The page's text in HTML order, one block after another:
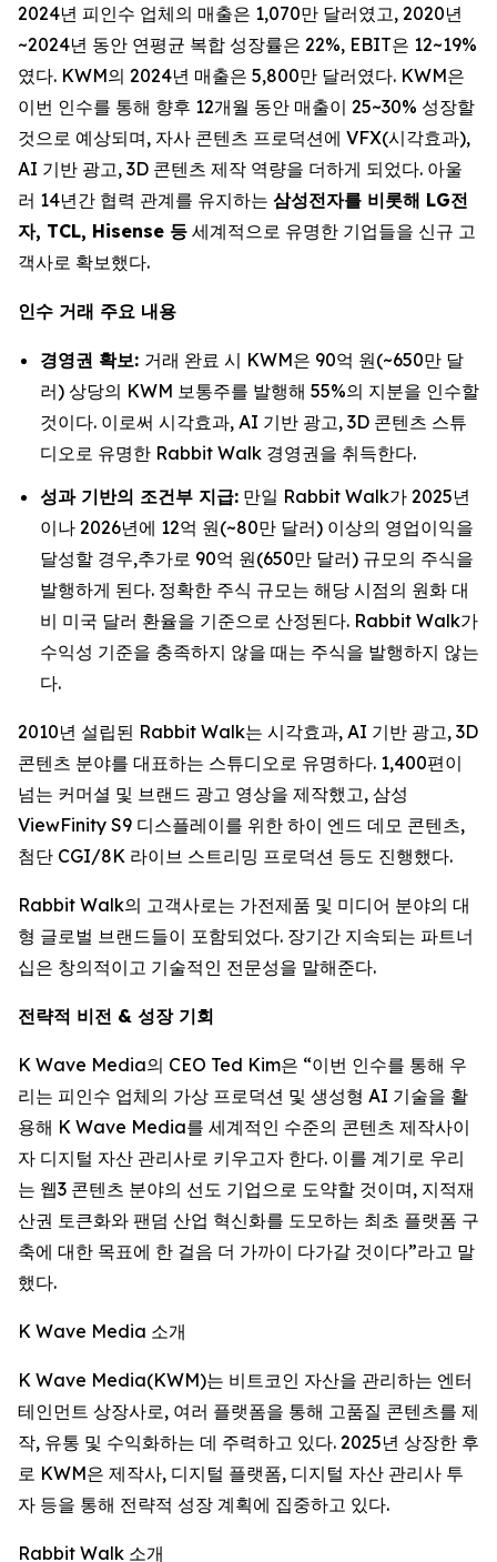
2024년 피인수 업체의 매출은 1,070만 달러였고, 2020년
~2024년 동안 연평균 복합 성장률은 22%, EBIT은 12~19%
였다. KWM의 2024년 매출은 5,800만 달러였다. KWM은
이번 인수를 통해 향후 12개월 동안 매출이 25~30% 성장할
것으로 예상되며, 자사 콘텐츠 프로덕션에 VFX(시각효과),
AI 기반 광고, 3D 콘텐츠 제작 역량을 더하게 되었다. 아울
러 14년간 협력 관계를 유지하는 삼성전자를 비롯해 LG전
자, TCL, Hisense 등 세계적으로 유명한 기업들을 신규 고
객사로 확보했다.
인수 거래 주요 내용
경영권 확보: 거래 완료 시 KWM은 90억 원(~650만 달
러) 상당의 KWM 보통주를 발행해 55%의 지분을 인수할
것이다. 이로써 시각효과, AI 기반 광고, 3D 콘텐츠 스튜
디오로 유명한 Rabbit Walk 경영권을 취득한다.
성과 기반의 조건부 지급: 만일 Rabbit Walk가 2025년
이나 2026년에 12억 원(~80만 달러) 이상의 영업이익을
달성할 경우,추가로 90억 원(650만 달러) 규모의 주식을
발행하게 된다. 정확한 주식 규모는 해당 시점의 원화 대
비 미국 달러 환율을 기준으로 산정된다. Rabbit Walk가
수익성 기준을 충족하지 않을 때는 주식을 발행하지 않는
다.
2010년 설립된 Rabbit Walk는 시각효과, AI 기반 광고, 3D
콘텐츠 분야를 대표하는 스튜디오로 유명하다. 1,400편이
넘는 커머셜 및 브랜드 광고 영상을 제작했고, 삼성
ViewFinity S9 디스플레이를 위한 하이 엔드 데모 콘텐츠,
첨단 CGI/8K 라이브 스트리밍 프로덕션 등도 진행했다.
Rabbit Walk의 고객사로는 가전제품 및 미디어 분야의 대
형 글로벌 브랜드들이 포함되었다. 장기간 지속되는 파트너
십은 창의적이고 기술적인 전문성을 말해준다.
전략적 비전 & 성장 기회
K Wave Media의 CEO Ted Kim은 “이번 인수를 통해 우
리는 피인수 업체의 가상 프로덕션 및 생성형 AI 기술을 활
용해 K Wave Media를 세계적인 수준의 콘텐츠 제작사이
자 디지털 자산 관리사로 키우고자 한다. 이를 계기로 우리
는 웹3 콘텐츠 분야의 선도 기업으로 도약할 것이며, 지적재
산권 토큰화와 팬덤 산업 혁신화를 도모하는 최초 플랫폼 구
축에 대한 목표에 한 걸음 더 가까이 다가갈 것이다”라고 말
했다.
K Wave Media 소개
K Wave Media(KWM)는 비트코인 자산을 관리하는 엔터
테인먼트 상장사로, 여러 플랫폼을 통해 고품질 콘텐츠를 제
작, 유통 및 수익화하는 데 주력하고 있다. 2025년 상장한 후
로 KWM은 제작사, 디지털 플랫폼, 디지털 자산 관리사 투
자 등을 통해 전략적 성장 계획에 집중하고 있다.
Rabbit Walk 소개